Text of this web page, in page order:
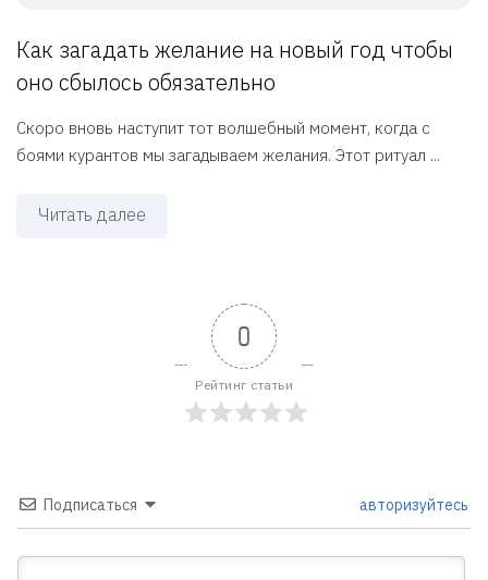
Как загадать желание на новый год чтобы
оно сбылось обязательно
Скоро вновь наступит тот волшебный момент, когда с
боями курантов мы загадываем желания. Этот ритуал ...
Читать далее
0
Рейтинг статьи
Подписаться авторизуйтесь